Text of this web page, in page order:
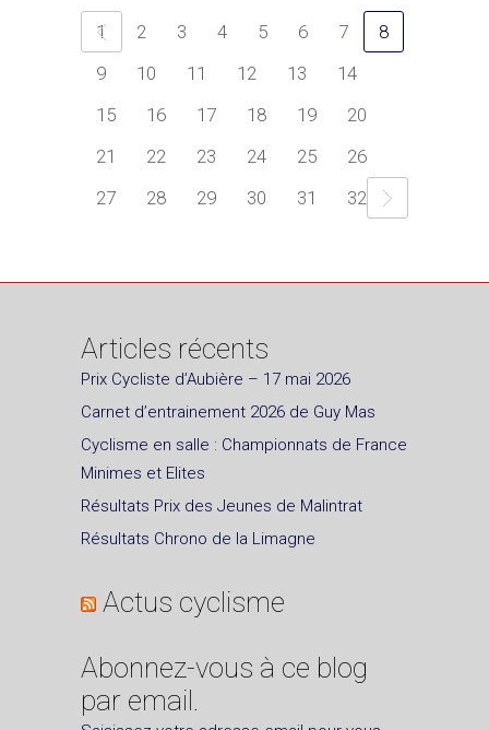
1 2 3 4 5 6 7
8
9
10 11 12 13
14
15
16 17 18 19
20
21
22 23 24 25
26
27
28 29 30 31 32
Articles récents
Prix Cycliste d’Aubière – 17 mai 2026
Carnet d’entrainement 2026 de Guy Mas
Cyclisme en salle : Championnats de France
Minimes et Elites
Résultats Prix des Jeunes de Malintrat
Résultats Chrono de la Limagne
Actus cyclisme
Abonnez-vous à ce blog
par email.